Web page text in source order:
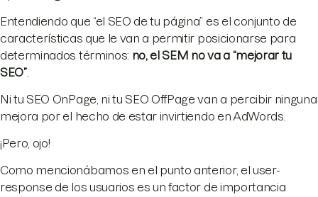
Entendiendo que “el SEO de tu página” es el conjunto de
características que le van a permitir posicionarse para
determinados términos: no, el SEM no va a “mejorar tu
SEO”.
Ni tu SEO OnPage, ni tu SEO OffPage van a percibir ninguna
mejora por el hecho de estar invirtiendo en AdWords.
¡Pero, ojo!
Como mencionábamos en el punto anterior, el user-
response de los usuarios es un factor de importancia